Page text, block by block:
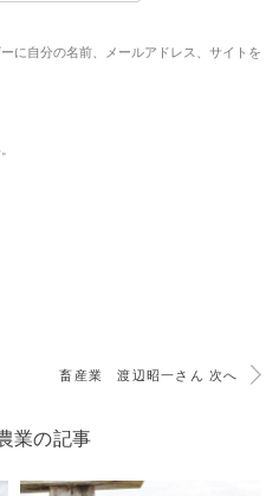
に自分の名前、メールアドレス、サイトを
畜産業 渡辺昭一さん 次へ
業の記事